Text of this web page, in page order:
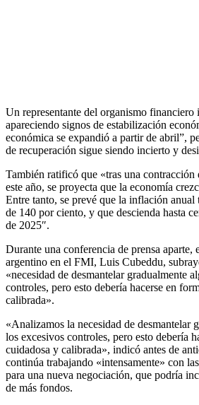
Un representante del organismo financiero
apareciendo signos de estabilización
económica se expandió a partir de abril”,
de recuperación sigue siendo incierto y
También ratificó que «tras una contracción
este año, se proyecta que la economía
Entre tanto, se prevé que la inflación
de 140 por ciento, y que descienda hasta
de 2025″.
Durante una conferencia de prensa aparte,
argentino en el FMI, Luis Cubeddu,
«necesidad de desmantelar gradualmente
controles, pero esto debería hacerse en
calibrada».
«Analizamos la necesidad de desmantelar
los excesivos controles, pero esto debería
cuidadosa y calibrada», indicó antes de
continúa trabajando «intensamente» con
para una nueva negociación, que podría
de más fondos.